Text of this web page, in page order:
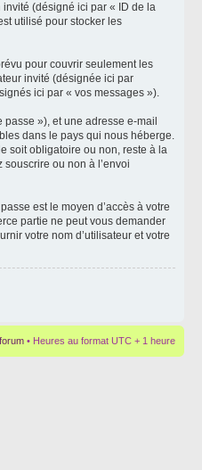
(désigné ici par « ID de la
utilisé pour stocker les
pour couvrir seulement les
invité (désignée ici par
ici par « vos messages »).
»), et une adresse e-mail
dans le pays qui nous héberge.
soit obligatoire ou non, reste à la
ou non à l’envoi
est le moyen d’accès à votre
partie ne peut vous demander
votre nom d’utilisateur et votre
• Heures au format UTC + 1 heure